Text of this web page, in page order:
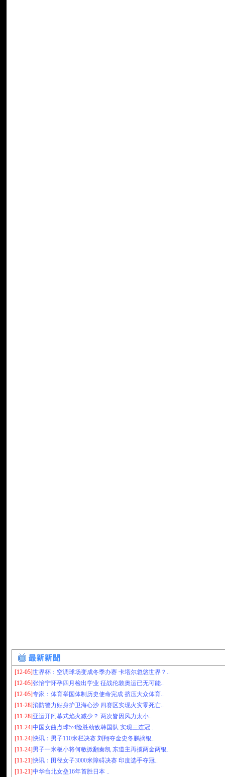
[12-05]世界杯：空调球场变成冬季办赛 卡塔尔忽悠世界？..
[12-05]张怡宁怀孕四月检出学业 征战伦敦奥运已无可能..
[12-05]专家：体育举国体制历史使命完成 挤压大众体育..
[11-28]消防警力贴身护卫海心沙 四赛区实现火灾零死亡..
[11-28]亚运开闭幕式焰火减少？ 两次皆因风力太小..
[11-24]中国女曲点球5:4险胜劲敌韩国队 实现三连冠..
[11-24]快讯：男子110米栏决赛 刘翔夺金史冬鹏摘银..
[11-24]男子一米板小将何敏掀翻秦凯 东道主再揽两金两银..
[11-21]快讯：田径女子3000米障碍决赛 印度选手夺冠..
[11-21]中华台北女垒16年首胜日本 ..